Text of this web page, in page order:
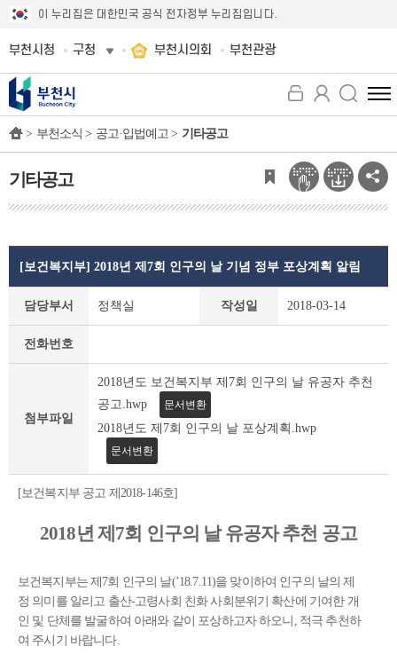
이 누리집은 대한민국 공식 전자정부 누리집입니다.
부천시청 구청 부천시의회 부천관광
전
체
뉴
보
기
> 부천소식 > 공고·입법예고 > 기타공고
기타공고
상
블
[보건복지부] 2018년 제7회 인구의 날 기념 정부 포상계획 알림
담당부서 정책실 작성일 2018-03-14
전화번호
첨부파일
2018년도 보건복지부 제7회 인구의 날 유공자 추천
공고.hwp
문서변환
2018년도 제7회 인구의 날 포상계획.hwp
문서변환
[보건복지부 공고 제2018-146호]
2018년 제7회 인구의 날 유공자 추천 공고
보건복지부는 제7회 인구의 날(’18.7.11)을 맞이하여 인구의 날의 제
정 의미를 알리고 출산-고령사회 친화 사회분위기 확산에 기여한 개
인 및 단체를 발굴하여 아래와 같이 포상하고자 하오니, 적극 추천하
여 주시기 바랍니다.